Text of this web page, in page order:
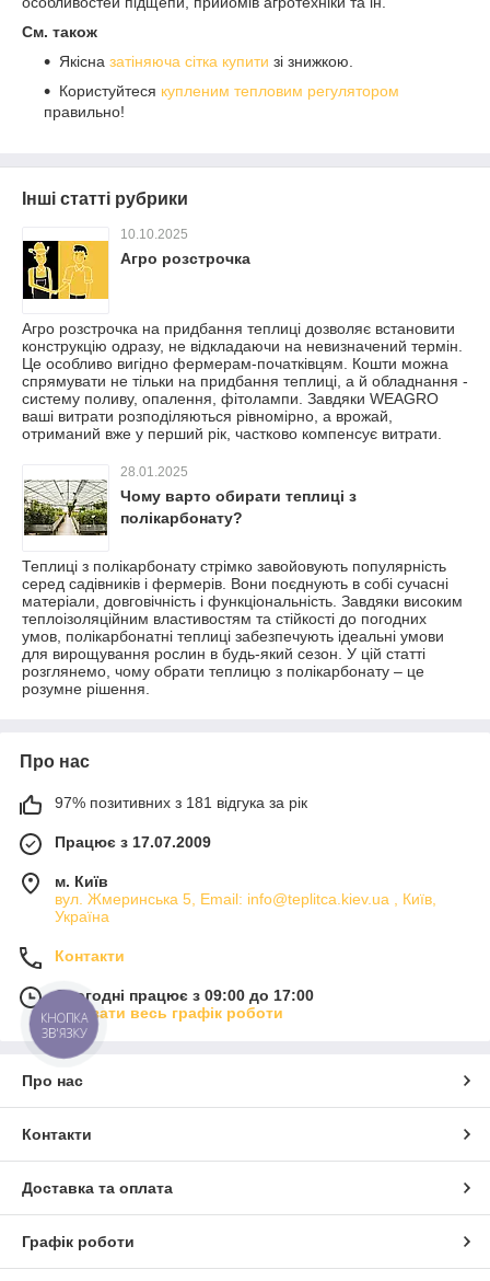
См. також
Якісна затіняюча сітка купити зі знижкою.
Користуйтеся купленим тепловим регулятором
правильно!
Інші статті рубрики
10.10.2025
Агро розстрочка
Агро розстрочка на придбання теплиці дозволяє встановити
конструкцію одразу, не відкладаючи на невизначений термін.
Це особливо вигідно фермерам-початківцям. Кошти можна
спрямувати не тільки на придбання теплиці, а й обладнання -
систему поливу, опалення, фітолампи. Завдяки WEAGRO
ваші витрати розподіляються рівномірно, а врожай,
отриманий вже у перший рік, частково компенсує витрати.
28.01.2025
Чому варто обирати теплиці з
полікарбонату?
Теплиці з полікарбонату стрімко завойовують популярність
серед садівників і фермерів. Вони поєднують в собі сучасні
матеріали, довговічність і функціональність. Завдяки високим
теплоізоляційним властивостям та стійкості до погодних
умов, полікарбонатні теплиці забезпечують ідеальні умови
для вирощування рослин в будь-який сезон. У цій статті
розглянемо, чому обрати теплицю з полікарбонату – це
розумне рішення.
Про нас
97% позитивних з 181 відгука за рік
Працює з 17.07.2009
м. Київ
вул. Жмеринська 5, Email: info@teplitca.kiev.ua , Київ,
Україна
Контакти
Сьогодні працює з 09:00 до 17:00
Показати весь графік роботи
Про нас
Контакти
Доставка та оплата
Графік роботи
КНОПКА
ЗВ'ЯЗКУ